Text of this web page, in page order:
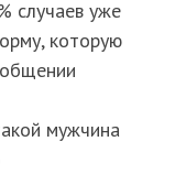
случаев уже
которую
мужчина